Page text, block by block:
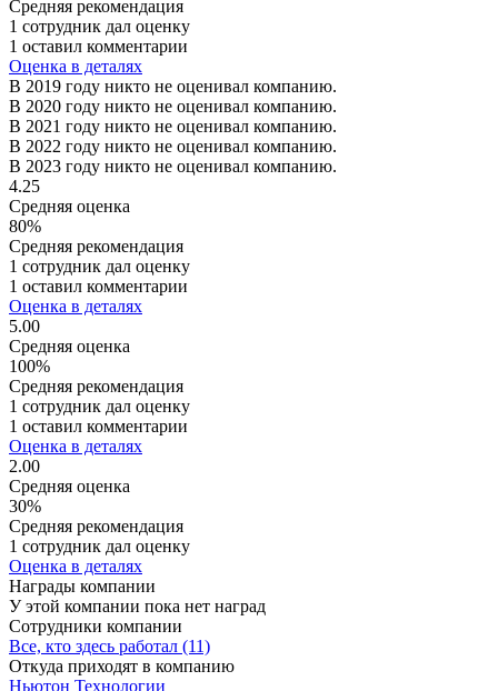
Средняя рекомендация
1 сотрудник дал оценку
1 оставил комментарии
Оценка в деталях
В 2019 году никто не оценивал компанию.
В 2020 году никто не оценивал компанию.
В 2021 году никто не оценивал компанию.
В 2022 году никто не оценивал компанию.
В 2023 году никто не оценивал компанию.
4.25
Средняя оценка
80%
Средняя рекомендация
1 сотрудник дал оценку
1 оставил комментарии
Оценка в деталях
5.00
Средняя оценка
100%
Средняя рекомендация
1 сотрудник дал оценку
1 оставил комментарии
Оценка в деталях
2.00
Средняя оценка
30%
Средняя рекомендация
1 сотрудник дал оценку
Оценка в деталях
Награды компании
У этой компании пока нет наград
Сотрудники компании
Все, кто здесь работал (11)
Откуда приходят в компанию
Ньютон Технологии